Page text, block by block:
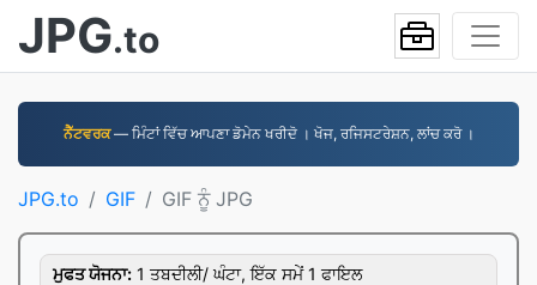
JPG.to
ਨੈੱਟਵਰਕ— ਮਿੰਟਾਂ ਵਿੱਚ ਆਪਣਾ ਡੋਮੇਨ ਖਰੀਦੋ । ਖੋਜ, ਰਜਿਸਟਰੇਸ਼ਨ, ਲਾਂਚ ਕਰੋ ।
JPG.to GIF GIF ਨੂੰ JPG
ਮੁਫਤ ਯੋਜਨਾ: 1 ਤਬਦੀਲੀ/ ਘੰਟਾ, ਇੱਕ ਸਮੇਂ 1 ਫਾਇਲ